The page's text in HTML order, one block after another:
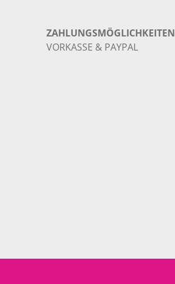
ZAHLUNGSMÖGLICHKEITEN
VORKASSE & PAYPAL